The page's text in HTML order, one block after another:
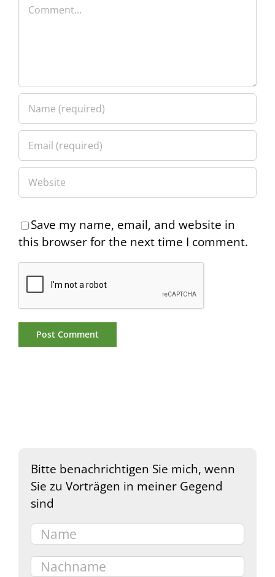
Save my name, email, and website in
this browser for the next time I comment.
Bitte benachrichtigen Sie mich, wenn
Sie zu Vorträgen in meiner Gegend
sind